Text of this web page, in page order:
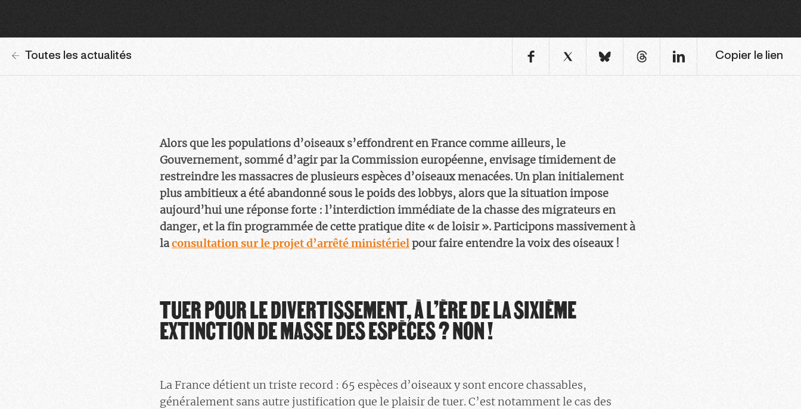
Toutes les actualités Copier le lien
Alors que les populations d’oiseaux s’effondrent en France comme ailleurs, le
Gouvernement, sommé d’agir par la Commission européenne, envisage timidement de
restreindre les massacres de plusieurs espèces d’oiseaux menacées. Un plan initialement
plus ambitieux a été abandonné sous le poids des lobbys, alors que la situation impose
aujourd’hui une réponse forte : l’interdiction immédiate de la chasse des migrateurs en
danger, et la fin programmée de cette pratique dite « de loisir ». Participons massivement à
laconsultation sur le projet d’arrêté ministérielpour faire entendre la voix des oiseaux !
TUER POUR LE DIVERTISSEMENT, À L’ÈRE DE LA SIXIÈME
EXTINCTION DE MASSE DES ESPÈCES ? NON !
La France détient un triste record : 65 espèces d’oiseaux y sont encore chassables,
généralement sans autre justification que le plaisir de tuer. C’est notamment le cas des